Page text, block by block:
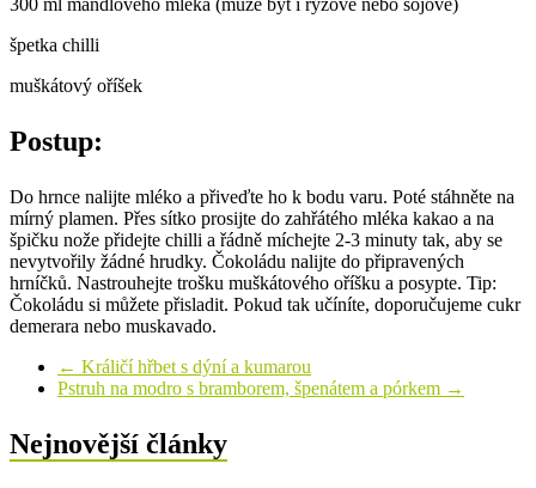
300 ml mandlového mléka (může být i rýžové nebo sójové)
špetka chilli
muškátový oříšek
Postup:
Do hrnce nalijte mléko a přiveďte ho k bodu varu. Poté stáhněte na
mírný plamen. Přes sítko prosijte do zahřátého mléka kakao a na
špičku nože přidejte chilli a řádně míchejte 2-3 minuty tak, aby se
nevytvořily žádné hrudky. Čokoládu nalijte do připravených
hrníčků. Nastrouhejte trošku muškátového oříšku a posypte. Tip:
Čokoládu si můžete přisladit. Pokud tak učíníte, doporučujeme cukr
demerara nebo muskavado.
← Králičí hřbet s dýní a kumarou
Pstruh na modro s bramborem, špenátem a pórkem →
Nejnovější články